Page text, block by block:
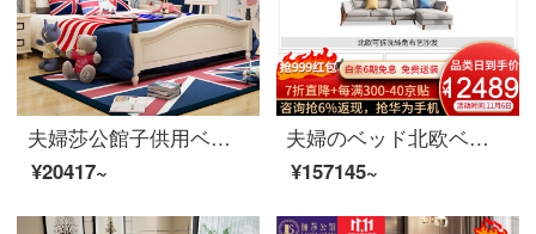
夫婦莎公館子供用ベッド洋式イングランドベッド男女シングルベッド青少年学生用ベッド家具8305列骨格ベッド+マットレス+マットレス1つ1500*2000
¥20417~
夫婦のベッド北欧ベッドの木の皮の布芸のダブルベッド1.8メートルの寝室は簡単にベッドを洗うことができます結婚ベッドの家具の寝室の3つのセット+ソファの茶何テレビの箱+テーブルの1テーブルの4つの椅子1800*2000
¥157145~